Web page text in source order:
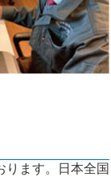
ます。日本全国